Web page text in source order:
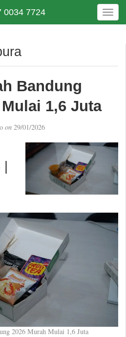
0034 7724
T
o
e
t
Bandung
1,6 Juta
on 29/01/2026
2026 Murah Mulai 1,6 Juta